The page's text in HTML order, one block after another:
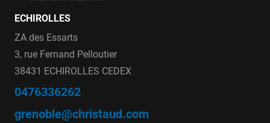
ECHIROLLES
ZA des Essarts
3, rue Fernand Pelloutier
38431 ECHIROLLES CEDEX
0476336262
grenoble@christaud.com